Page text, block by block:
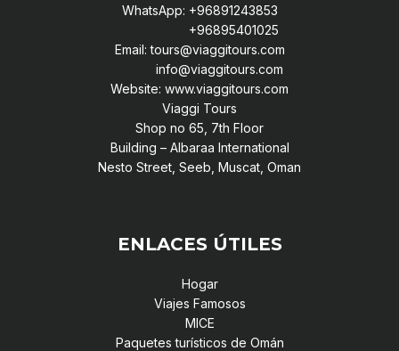
WhatsApp: +96891243853
+96895401025
Email: tours@viaggitours.com
info@viaggitours.com
Website: www.viaggitours.com
Viaggi Tours
Shop no 65, 7th Floor
Building – Albaraa International
Nesto Street, Seeb, Muscat, Oman
ENLACES ÚTILES
Hogar
Viajes Famosos
MICE
Paquetes turísticos de Omán